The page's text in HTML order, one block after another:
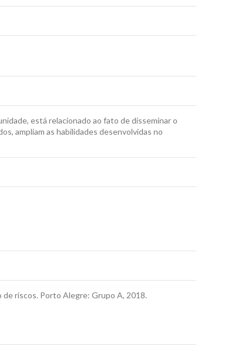
está relacionado ao fato de disseminar o
ampliam as habilidades desenvolvidas no
de riscos. Porto Alegre: Grupo A, 2018.